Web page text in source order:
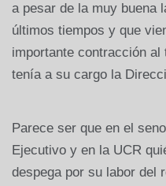
a pesar de la muy buena
últimos tiempos y que
importante contracción al
tenía a su cargo la
Parece ser que en el
Ejecutivo y en la UCR
despega por su labor del